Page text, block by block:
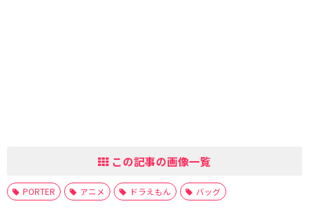
この記事の画像一覧
PORTER アニメ ドラえもん バッグ